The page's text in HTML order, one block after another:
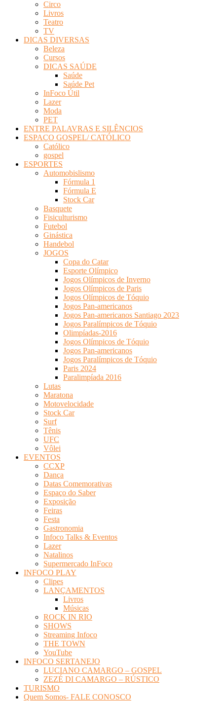
Circo
Livros
Teatro
TV
DICAS DIVERSAS
Beleza
Cursos
DICAS SAÚDE
Saúde
Saúde Pet
InFoco Útil
Lazer
Moda
PET
ENTRE PALAVRAS E SILÊNCIOS
ESPAÇO GOSPEL/ CATÓLICO
Católico
gospel
ESPORTES
Automobislismo
Fórmula 1
Fórmula E
Stock Car
Basquete
Fisiculturismo
Futebol
Ginástica
Handebol
JOGOS
Copa do Catar
Esporte Olímpico
Jogos Olímpicos de Inverno
Jogos Olímpicos de Paris
Jogos Olímpicos de Tóquio
Jogos Pan-americanos
Jogos Pan-americanos Santiago 2023
Jogos Paralímpicos de Tóquio
Olimpíadas-2016
Jogos Olímpicos de Tóquio
Jogos Pan-americanos
Jogos Paralímpicos de Tóquio
Paris 2024
Paralimpíada 2016
Lutas
Maratona
Motovelocidade
Stock Car
Surf
Tênis
UFC
Vôlei
EVENTOS
CCXP
Dança
Datas Comemorativas
Espaço do Saber
Exposição
Feiras
Festa
Gastronomia
Infoco Talks & Eventos
Lazer
Natalinos
Supermercado InFoco
INFOCO PLAY
Clipes
LANÇAMENTOS
Livros
Músicas
ROCK IN RIO
SHOWS
Streaming Infoco
THE TOWN
YouTube
INFOCO SERTANEJO
LUCIANO CAMARGO – GOSPEL
ZEZÉ DI CAMARGO – RÚSTICO
TURISMO
Quem Somos- FALE CONOSCO